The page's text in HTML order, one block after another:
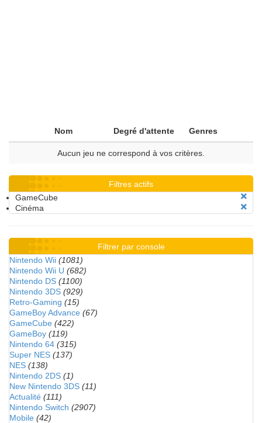
Nom Degré d'attente Genres
Aucun jeu ne correspond à vos critères.
Filtres actifs
GameCube
Cinéma
Filtrer par console
Nintendo Wii (1081)
Nintendo Wii U (682)
Nintendo DS (1100)
Nintendo 3DS (929)
Retro-Gaming (15)
GameBoy Advance (67)
GameCube (422)
GameBoy (119)
Nintendo 64 (315)
Super NES (137)
NES (138)
Nintendo 2DS (1)
New Nintendo 3DS (11)
Actualité (111)
Nintendo Switch (2907)
Mobile (42)